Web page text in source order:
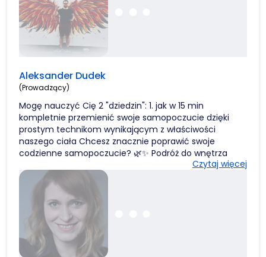
Aleksander Dudek
(Prowadzący)
Mogę nauczyć Cię 2 "dziedzin": 1. jak w 15 min
kompletnie przemienić swoje samopoczucie dzięki
prostym technikom wynikającym z właściwości
naszego ciała Chcesz znacznie poprawić swoje
codzienne samopoczucie? 🌿✨ Podróż do wnętrza
siebie bywa wyzwaniem, ale przy wsparciu osoby z
doświadczeniem może stać się piękną i
transformującą przygodą. Dlatego zapraszam Cię na
indywidualne sesje medytacyjne 1 na 1! 🧘‍♀️🧘‍♂️ Jak to
działa? 1️⃣ Umów się na pierwszą konsultację. 2️⃣
Porozmawiamy o Twoich motywacjach i
oczekiwaniach. 3️⃣ Przeprowadzę Cię przez proste,
skuteczne techniki medytacji, które będziesz
Czytaj więcej